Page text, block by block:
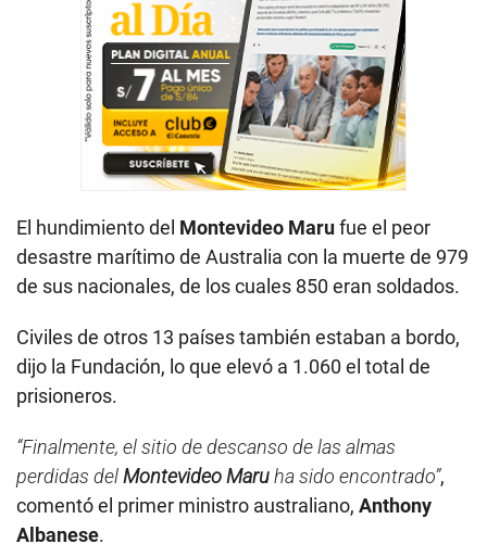
El hundimiento del Montevideo Marufue el peor
desastre marítimo de Australia con la muerte de 979
de sus nacionales, de los cuales 850 eran soldados.
Civiles de otros 13 países también estaban a bordo,
dijo la Fundación, lo que elevó a 1.060 el total de
prisioneros.
“Finalmente, el sitio de descanso de las almas
perdidas delMontevideo Maruha sido encontrado”,
comentó el primer ministro australiano, Anthony
Albanese.